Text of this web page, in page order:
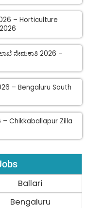
– Horticulture
ನೇಮಕಾತಿ 2026 –
– Bengaluru South
– Chikkaballapur Zilla
Ballari
Bengaluru